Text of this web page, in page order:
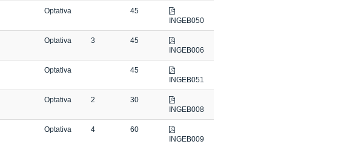
Optativa
45
INGEB050
Optativa 3
45
INGEB006
Optativa
45
INGEB051
Optativa 2
30
INGEB008
Optativa 4
60
INGEB009